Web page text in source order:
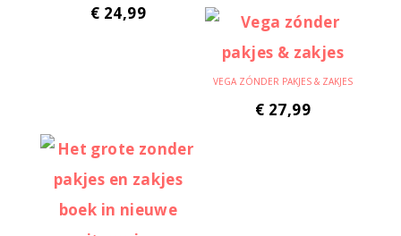
€ 24,99
VEGA ZÓNDER PAKJES & ZAKJES
€ 27,99